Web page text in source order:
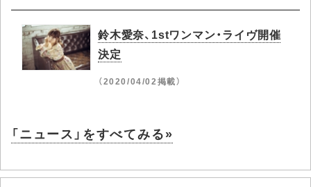
鈴木愛奈、1stワンマン・ライヴ開催
決定
（2020/04/02掲載）
「ニュース」をすべてみる»